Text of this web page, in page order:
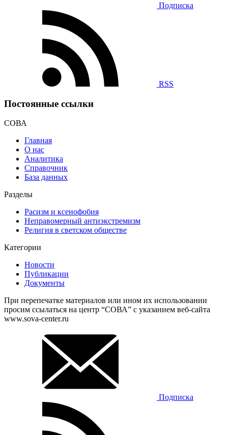
Подписка
RSS
Постоянные ссылки
СОВА
Главная
О нас
Аналитика
Справочник
База данных
Разделы
Расизм и ксенофобия
Неправомерный антиэкстремизм
Религия в светском обществе
Категории
Новости
Публикации
Документы
При перепечатке материалов или ином их использовании
просим ссылаться на центр “СОВА” с указанием веб-сайта
www.sova-center.ru
Подписка